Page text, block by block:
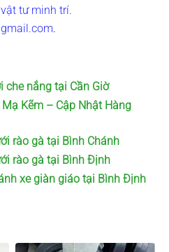
tư minh trí.
.
che nắng tại Cần Giờ
Kẽm – Cập Nhật Hàng
rào gà tại Bình Chánh
rào gà tại Bình Định
xe giàn giáo tại Bình Định